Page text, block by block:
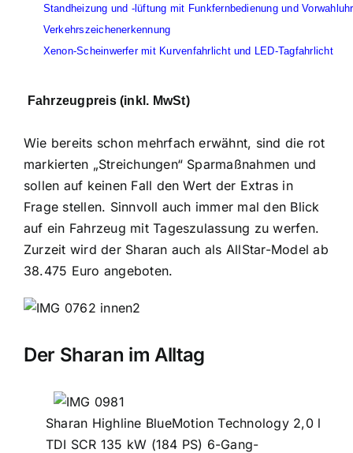
Standheizung und -lüftung mit Funkfernbedienung und Vorwahluhr
Verkehrszeichenerkennung
Xenon-Scheinwerfer mit Kurvenfahrlicht und LED-Tagfahrlicht
Fahrzeugpreis (inkl. MwSt)
Wie bereits schon mehrfach erwähnt, sind die rot
markierten „Streichungen“ Sparmaßnahmen und
sollen auf keinen Fall den Wert der Extras in
Frage stellen. Sinnvoll auch immer mal den Blick
auf ein Fahrzeug mit Tageszulassung zu werfen.
Zurzeit wird der Sharan auch als AllStar-Model ab
38.475 Euro angeboten.
Der Sharan im Alltag
Sharan Highline BlueMotion Technology 2,0 l
TDI SCR 135 kW (184 PS) 6-Gang-